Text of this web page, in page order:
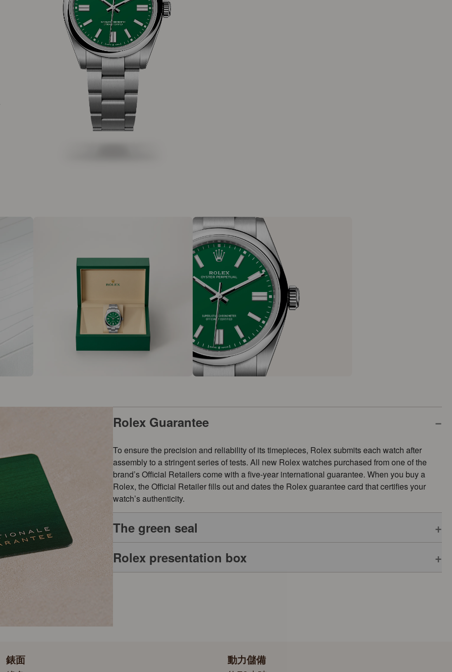
Rolex Guarantee
To ensure the precision and reliability of its timepieces, Rolex submits each watch after
assembly to a stringent series of tests. All new Rolex watches purchased from one of the
brand’s Official Retailers come with a five-year international guarantee. When you buy a
Rolex, the Official Retailer fills out and dates the Rolex guarantee card that certifies your
watch’s authenticity.
The green seal
The five-year guarantee which applies to all Rolex models is coupled with the green seal, a
symbol of its status as a Superlative Chronometer. This exclusive designation attests that the
Rolex presentation box
錶面 動力儲備